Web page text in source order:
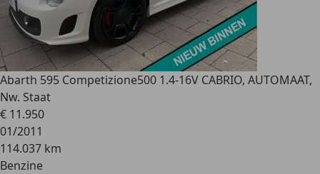
Abarth 595 Competizione500 1.4-16V CABRIO, AUTOMAAT,
Nw. Staat
€ 11.950
01/2011
114.037 km
Benzine